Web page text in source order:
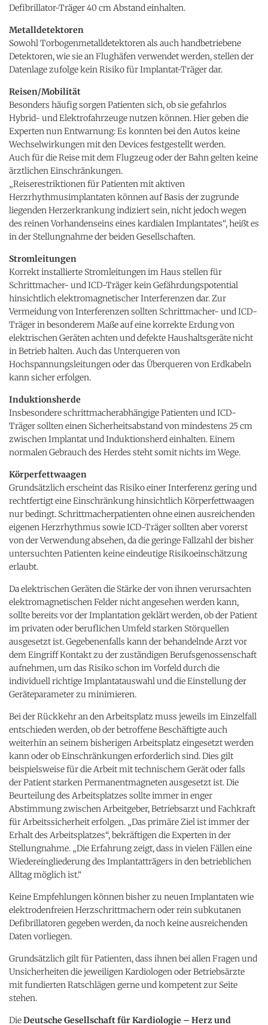
Defibrillator-Träger 40 cm Abstand einhalten.
Metalldetektoren
Sowohl Torbogenmetalldetektoren als auch handbetriebene
Detektoren, wie sie an Flughäfen verwendet werden, stellen der
Datenlage zufolge kein Risiko für Implantat-Träger dar.
Reisen/Mobilität
Besonders häufig sorgen Patienten sich, ob sie gefahrlos
Hybrid- und Elektrofahrzeuge nutzen können. Hier geben die
Experten nun Entwarnung: Es konnten bei den Autos keine
Wechselwirkungen mit den Devices festgestellt werden.
Auch für die Reise mit dem Flugzeug oder der Bahn gelten keine
ärztlichen Einschränkungen.
„Reiserestriktionen für Patienten mit aktiven
Herzrhythmusimplantaten können auf Basis der zugrunde
liegenden Herzerkrankung indiziert sein, nicht jedoch wegen
des reinen Vorhandenseins eines kardialen Implantates“, heißt es
in der Stellungnahme der beiden Gesellschaften.
Stromleitungen
Korrekt installierte Stromleitungen im Haus stellen für
Schrittmacher- und ICD-Träger kein Gefährdungspotential
hinsichtlich elektromagnetischer Interferenzen dar. Zur
Vermeidung von Interferenzen sollten Schrittmacher- und ICD-
Träger in besonderem Maße auf eine korrekte Erdung von
elektrischen Geräten achten und defekte Haushaltsgeräte nicht
in Betrieb halten. Auch das Unterqueren von
Hochspannungsleitungen oder das Überqueren von Erdkabeln
kann sicher erfolgen.
Induktionsherde
Insbesondere schrittmacherabhängige Patienten und ICD-
Träger sollten einen Sicherheitsabstand von mindestens 25 cm
zwischen Implantat und Induktionsherd einhalten. Einem
normalen Gebrauch des Herdes steht somit nichts im Wege.
Körperfettwaagen
Grundsätzlich erscheint das Risiko einer Interferenz gering und
rechtfertigt eine Einschränkung hinsichtlich Körperfettwaagen
nur bedingt. Schrittmacherpatienten ohne einen ausreichenden
eigenen Herzrhythmus sowie ICD-Träger sollten aber vorerst
von der Verwendung absehen, da die geringe Fallzahl der bisher
untersuchten Patienten keine eindeutige Risikoeinschätzung
erlaubt.
Da elektrischen Geräten die Stärke der von ihnen verursachten
elektromagnetischen Felder nicht angesehen werden kann,
sollte bereits vor der Implantation geklärt werden, ob der Patient
im privaten oder beruflichen Umfeld starken Störquellen
ausgesetzt ist. Gegebenenfalls kann der behandelnde Arzt vor
dem Eingriff Kontakt zu der zuständigen Berufsgenossenschaft
aufnehmen, um das Risiko schon im Vorfeld durch die
individuell richtige Implantatauswahl und die Einstellung der
Geräteparameter zu minimieren.
Bei der Rückkehr an den Arbeitsplatz muss jeweils im Einzelfall
entschieden werden, ob der betroffene Beschäftigte auch
weiterhin an seinem bisherigen Arbeitsplatz eingesetzt werden
kann oder ob Einschränkungen erforderlich sind. Dies gilt
beispielsweise für die Arbeit mit technischem Gerät oder falls
der Patient starken Permanentmagneten ausgesetzt ist. Die
Beurteilung des Arbeitsplatzes sollte immer in enger
Abstimmung zwischen Arbeitgeber, Betriebsarzt und Fachkraft
für Arbeitssicherheit erfolgen. „Das primäre Ziel ist immer der
Erhalt des Arbeitsplatzes“, bekräftigen die Experten in der
Stellungnahme. „Die Erfahrung zeigt, dass in vielen Fällen eine
Wiedereingliederung des Implantatträgers in den betrieblichen
Alltag möglich ist.“
Keine Empfehlungen können bisher zu neuen Implantaten wie
elektrodenfreien Herzschrittmachern oder rein subkutanen
Defibrillatoren gegeben werden, da noch keine ausreichenden
Daten vorliegen.
Grundsätzlich gilt für Patienten, dass ihnen bei allen Fragen und
Unsicherheiten die jeweiligen Kardiologen oder Betriebsärzte
mit fundierten Ratschlägen gerne und kompetent zur Seite
stehen.
DieDeutsche Gesellschaft für Kardiologie – Herz und